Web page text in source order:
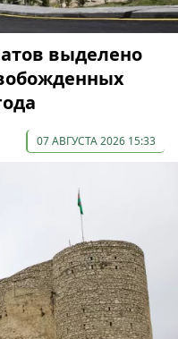
выделено
07 АВГУСТА 2026 15:33